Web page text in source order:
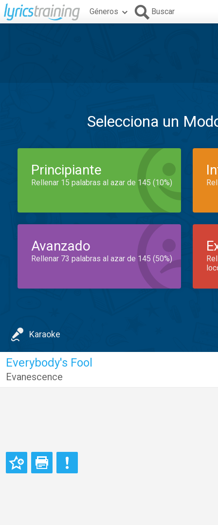
Géneros Buscar
Selecciona un
Principiante
Rellenar 15 palabras al azar de 145 (10%)
Avanzado
Rellenar 73 palabras al azar de 145 (50%)
Karaoke
Everybody's Fool
Evanescence